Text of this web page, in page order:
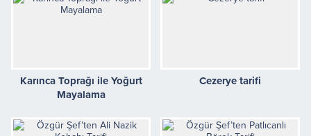
Karınca Toprağı ile Yoğurt
Mayalama
Cezerye tarifi